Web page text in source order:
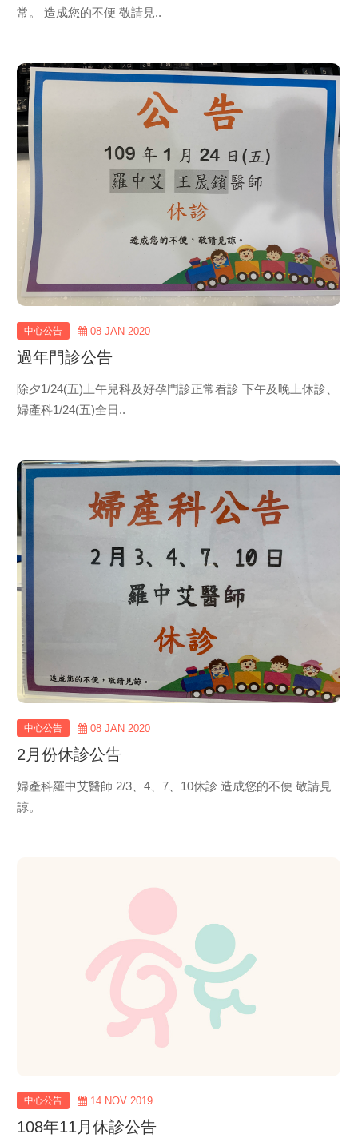
常。 造成您的不便 敬請見..
view
more
中心公告 08 JAN 2020
過年門診公告
除夕1/24(五)上午兒科及好孕門診正常看診 下午及晚上休診、
婦產科1/24(五)全日..
view
more
中心公告 08 JAN 2020
2月份休診公告
婦產科羅中艾醫師 2/3、4、7、10休診 造成您的不便 敬請見
諒。
view
more
中心公告 14 NOV 2019
108年11月休診公告